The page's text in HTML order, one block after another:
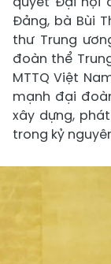
Đảng, bà Bùi
thư Trung
đoàn thể
MTTQ Việt
mạnh đại
xây dựng,
trong kỷ